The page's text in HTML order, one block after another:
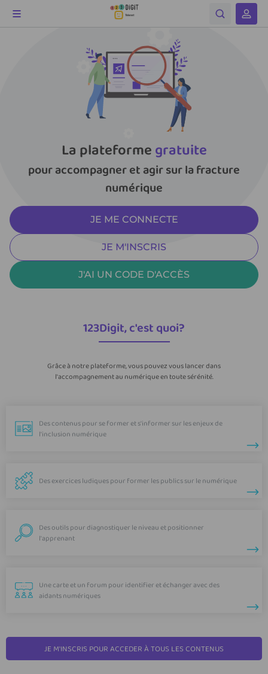
La plateforme gratuite
pour accompagner et agir sur la fracture
numérique
JE ME CONNECTE
JE M'INSCRIS
J'AI UN CODE D'ACCÈS
123Digit, c'est quoi?
Grâce à notre plateforme, vous pouvez vous lancer dans
l'accompagnement au numérique en toute sérénité.
Des contenus pour se former et s'informer sur les enjeux de
l'inclusion numérique
Des exercices ludiques pour former les publics sur le numérique
Des outils pour diagnostiquer le niveau et positionner
l'apprenant
Une carte et un forum pour identifier et échanger avec des
aidants numériques
JE M'INSCRIS POUR ACCEDER À TOUS LES CONTENUS